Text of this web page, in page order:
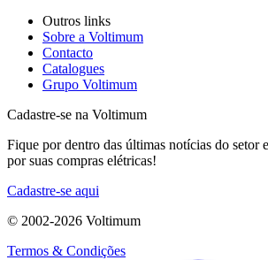
Outros links
Sobre a Voltimum
Contacto
Catalogues
Grupo Voltimum
Cadastre-se na Voltimum
Fique por dentro das últimas notícias do setor
por suas compras elétricas!
Cadastre-se aqui
© 2002-2026 Voltimum
Termos & Condições